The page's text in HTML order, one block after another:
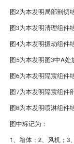
图2为本发明局部剖切
图3为本发明清理组件
图4为本发明振动组件
图5为本发明图3中A处
图6为本发明隔震组件
图7为本发明隔震组件
图8为本发明喷淋组件
图中标记为：
1、箱体；2、风机；3